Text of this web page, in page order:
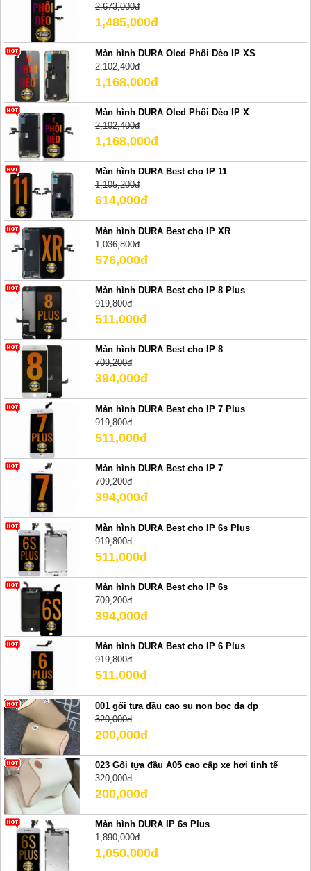
2,673,000đ
1,485,000đ
Màn hình DURA Oled Phôi Dẻo IP XS
2,102,400đ
1,168,000đ
Màn hình DURA Oled Phôi Dẻo IP X
2,102,400đ
1,168,000đ
Màn hình DURA Best cho IP 11
1,105,200đ
614,000đ
Màn hình DURA Best cho IP XR
1,036,800đ
576,000đ
Màn hình DURA Best cho IP 8 Plus
919,800đ
511,000đ
Màn hình DURA Best cho IP 8
709,200đ
394,000đ
Màn hình DURA Best cho IP 7 Plus
919,800đ
511,000đ
Màn hình DURA Best cho IP 7
709,200đ
394,000đ
Màn hình DURA Best cho IP 6s Plus
919,800đ
511,000đ
Màn hình DURA Best cho IP 6s
709,200đ
394,000đ
Màn hình DURA Best cho IP 6 Plus
919,800đ
511,000đ
001 gối tựa đầu cao su non bọc da dp
320,000đ
200,000đ
023 Gối tựa đầu A05 cao cấp xe hơi tinh tế
320,000đ
200,000đ
Màn hình DURA IP 6s Plus
1,890,000đ
1,050,000đ